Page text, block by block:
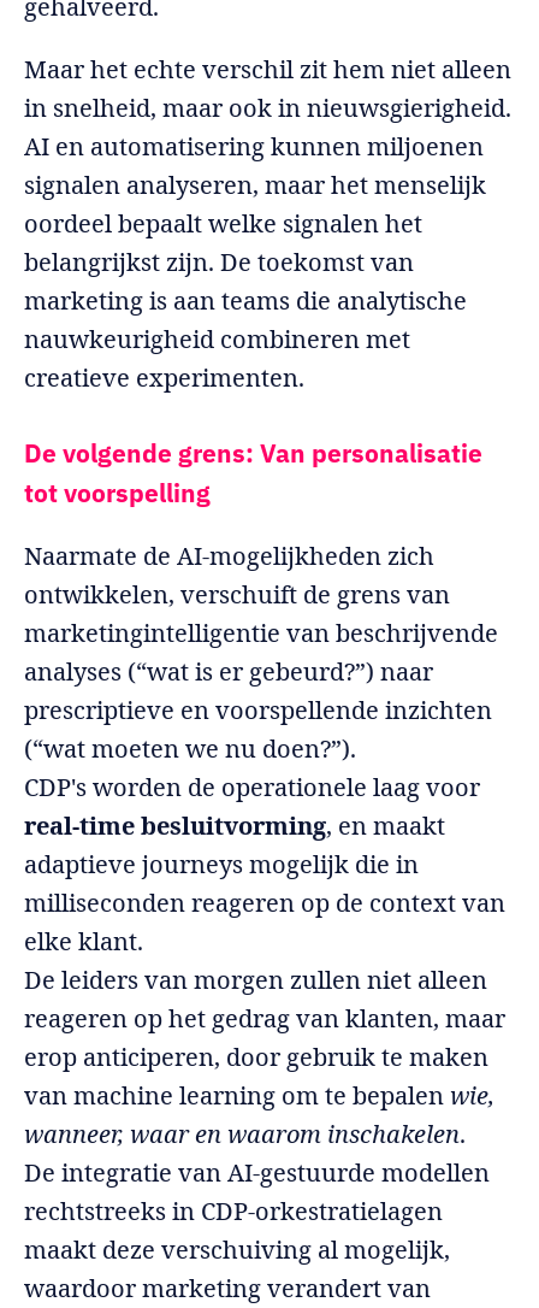
Maar het echte verschil zit hem niet alleen
in snelheid, maar ook in nieuwsgierigheid.
AI en automatisering kunnen miljoenen
signalen analyseren, maar het menselijk
oordeel bepaalt welke signalen het
belangrijkst zijn. De toekomst van
marketing is aan teams die analytische
nauwkeurigheid combineren met
creatieve experimenten.
De volgende grens: Van personalisatie
tot voorspelling
Naarmate de AI-mogelijkheden zich
ontwikkelen, verschuift de grens van
marketingintelligentie van beschrijvende
analyses (“wat is er gebeurd?”) naar
prescriptieve en voorspellende inzichten
(“wat moeten we nu doen?”).
CDP's worden de operationele laag voor
real-time besluitvorming, en maakt
adaptieve journeys mogelijk die in
milliseconden reageren op de context van
elke klant.
De leiders van morgen zullen niet alleen
reageren op het gedrag van klanten, maar
erop anticiperen, door gebruik te maken
van machine learning om te bepalenwie,
wanneer, waar en waarom inschakelen.
De integratie van AI-gestuurde modellen
rechtstreeks in CDP-orkestratielagen
maakt deze verschuiving al mogelijk,
waardoor marketing verandert van